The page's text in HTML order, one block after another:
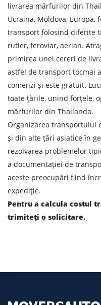
livrarea mărfurilor din
Ucraina, Moldova,
transport folosind diferite
rutier, feroviar, aerian.
primirea unei cereri de
astfel de transport tocmai
comenzi și este gratuit.
toate țările, unind forțele,
mărfurilor din Thailanda.
Organizarea transportului
și din alte țări asiatice în
rezolvarea problemelor
a documentației de
aceste preocupări fiind
expediție.
Pentru a calcula costul
trimiteți o solicitare.
Greutatea
Volumul
Persoana de
Numar de contact
E-mail
Prin depunerea